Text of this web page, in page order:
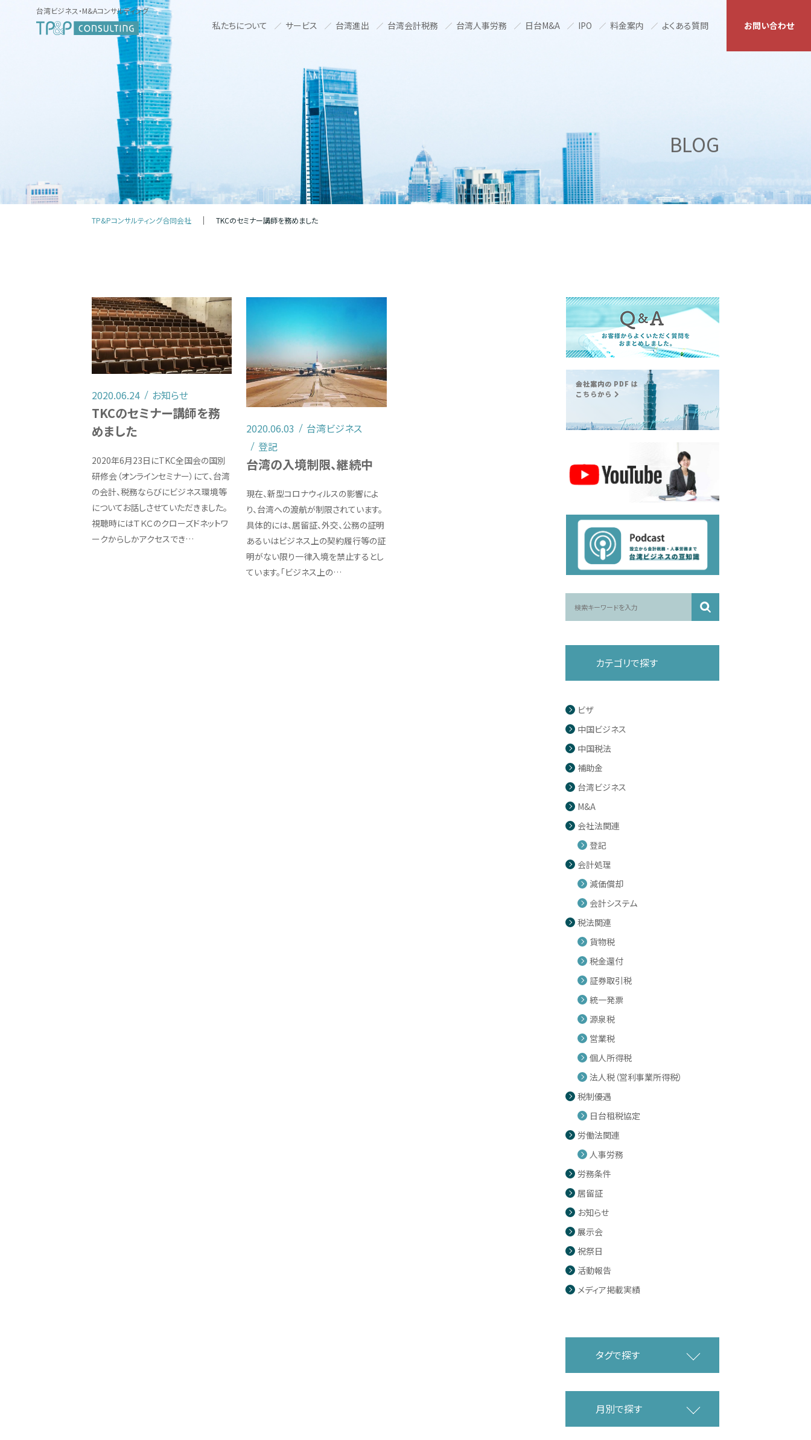
台湾ビジネス・M&Aコンサルティング
私たちについて サービス 台湾進出 台湾会計税務 台湾人事労務 日台M&A IPO 料金案内 よくある質問 お問い合わせ
BLOG
TP&Pコンサルティング合同会社 TKCのセミナー講師を務めました
2020.06.24 お知らせ
TKCのセミナー講師を務
めました
2020年6月23日にTKC全国会の国別
研修会（オンラインセミナー）にて、台湾
の会計、税務ならびにビジネス環境等
についてお話しさせていただきました。
視聴時にはＴＫＣのクローズドネットワ
ークからしかアクセスでき…
2020.06.03
台湾ビジネス
登記
台湾の入境制限、継続中
現在、新型コロナウィルスの影響によ
り、台湾への渡航が制限されています。
具体的には、居留証、外交、公務の証明
あるいはビジネス上の契約履行等の証
明がない限り一律入境を禁止するとし
ています。「ビジネス上の…
カテゴリで探す
ビザ
中国ビジネス
中国税法
補助金
台湾ビジネス
M&A
会社法関連
登記
会計処理
減価償却
会計システム
税法関連
貨物税
税金還付
証券取引税
統一発票
源泉税
営業税
個人所得税
法人税（営利事業所得税）
税制優遇
日台租税協定
労働法関連
人事労務
労務条件
居留証
お知らせ
展示会
祝祭日
活動報告
メディア掲載実績
タグで探す
月別で探す